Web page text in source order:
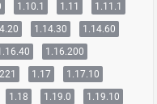
1.10.1 1.11
1.11.1
1.14.30
1.14.60
1.16.200
1.17
1.17.10
1.18 1.19.0
1.19.10